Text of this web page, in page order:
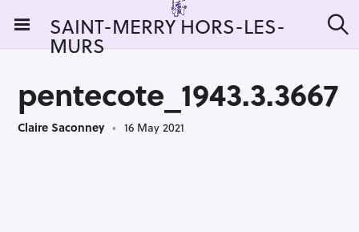
i
SAINT-MERRY HORS-LES-
MURS e
c
pentecote_1943.3.3667
Claire Saconney 16 May 2021